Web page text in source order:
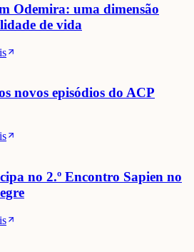
Odemira: uma dimensão
de vida
novos episódios do ACP
no 2.º Encontro Sapien no